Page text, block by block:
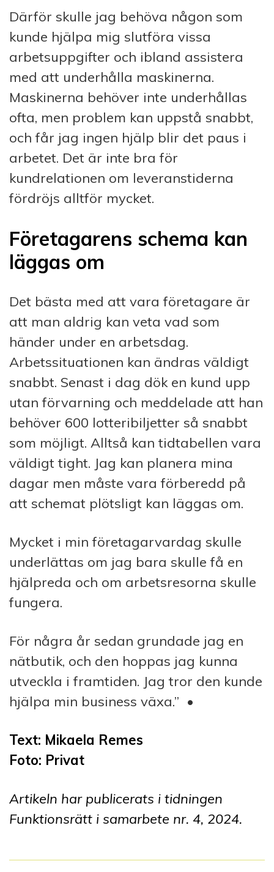
Därför skulle jag behöva någon som
kunde hjälpa mig slutföra vissa
arbetsuppgifter och ibland assistera
med att underhålla maskinerna.
Maskinerna behöver inte underhållas
ofta, men problem kan uppstå snabbt,
och får jag ingen hjälp blir det paus i
arbetet. Det är inte bra för
kundrelationen om leveranstiderna
fördröjs alltför mycket.
Företagarens schema kan
läggas om
Det bästa med att vara företagare är
att man aldrig kan veta vad som
händer under en arbetsdag.
Arbetssituationen kan ändras väldigt
snabbt. Senast i dag dök en kund upp
utan förvarning och meddelade att han
behöver 600 lotteribiljetter så snabbt
som möjligt. Alltså kan tidtabellen vara
väldigt tight. Jag kan planera mina
dagar men måste vara förberedd på
att schemat plötsligt kan läggas om.
Mycket i min företagarvardag skulle
underlättas om jag bara skulle få en
hjälpreda och om arbetsresorna skulle
fungera.
För några år sedan grundade jag en
nätbutik, och den hoppas jag kunna
utveckla i framtiden. Jag tror den kunde
hjälpa min business växa.” •
Text: Mikaela Remes
Foto: Privat
Artikeln har publicerats i tidningen
Funktionsrätt i samarbete nr. 4, 2024.